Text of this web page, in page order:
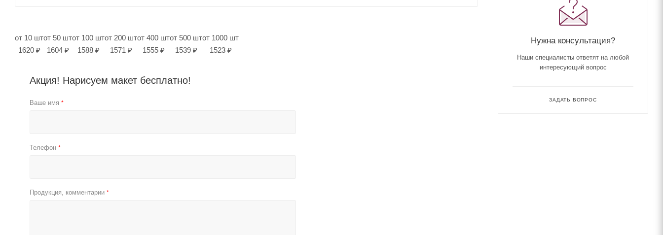
от 10 шт
1620 ₽
от 50 шт
1604 ₽
от 100 шт
1588 ₽
от 200 шт
1571 ₽
от 400 шт
1555 ₽
от 500 шт
1539 ₽
от 1000 шт
1523 ₽
Акция! Нарисуем макет бесплатно!
Ваше имя *
Телефон *
Продукция, комментарии *
Нужна консультация?
Наши специалисты ответят на любой
интересующий вопрос
ЗАДАТЬ ВОПРОС